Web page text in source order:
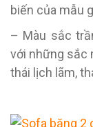
biến của mẫu
– Màu sắc
với những sắc
thái lịch lãm,